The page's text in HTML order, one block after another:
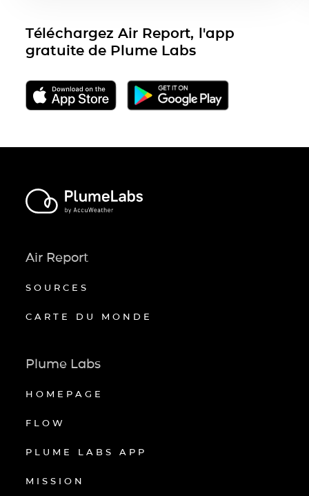
Téléchargez Air Report, l'app
gratuite de Plume Labs
Air Report
SOURCES
CARTE DU MONDE
Plume Labs
HOMEPAGE
FLOW
PLUME LABS APP
MISSION